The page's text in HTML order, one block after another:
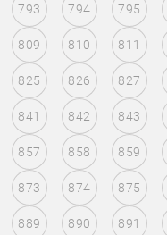
793 794 795
809 810 811
825 826 827
841 842 843
857 858 859
873 874 875
889 890 891